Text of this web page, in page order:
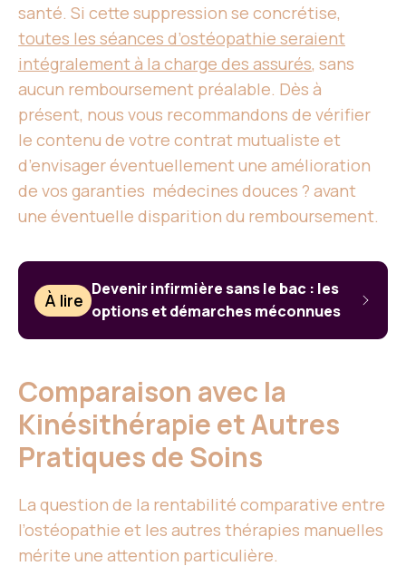
santé. Si cette suppression se concrétise,
toutes les séances d’ostéopathie seraient
intégralement à la charge des assurés, sans
aucun remboursement préalable. Dès à
présent, nous vous recommandons de vérifier
le contenu de votre contrat mutualiste et
d’envisager éventuellement une amélioration
de vos garanties médecines douces ? avant
une éventuelle disparition du remboursement.
À lire
Devenir infirmière sans le bac : les
options et démarches méconnues
Comparaison avec la
Kinésithérapie et Autres
Pratiques de Soins
La question de la rentabilité comparative entre
l’ostéopathie et les autres thérapies manuelles
mérite une attention particulière.